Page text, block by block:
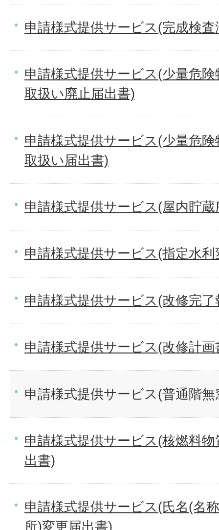
申請様式提供サービス(完成検
申請様式提供サービス(少量危
取扱い廃止届出書)
申請様式提供サービス(少量危
取扱い届出書)
申請様式提供サービス(屋内貯
申請様式提供サービス(指定水
申請様式提供サービス(改修完了
申請様式提供サービス(改修計画
申請様式提供サービス(普通階
申請様式提供サービス(核燃料
出書)
申請様式提供サービス(氏名(名
所)変更届出書)